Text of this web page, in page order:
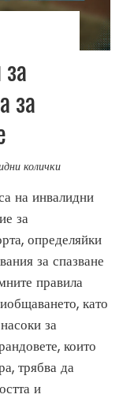
за
колички
на инвалидни
за
определяйки
за спазване
правила
като
за
които
трябва да
и